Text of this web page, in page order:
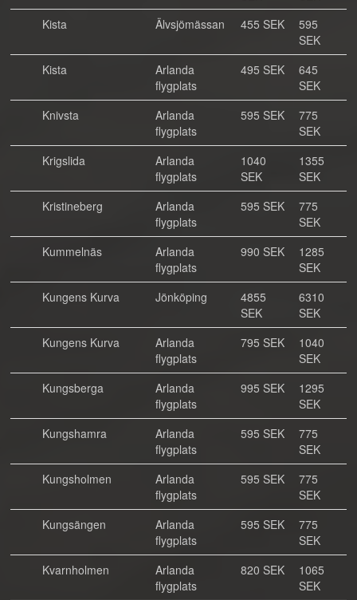
Kista
Älvsjömässan 455 SEK
595
SEK
Kista
Arlanda
flygplats
495 SEK
645
SEK
Knivsta
Arlanda
flygplats
595 SEK
775
SEK
Krigslida
Arlanda
flygplats
1040
SEK
1355
SEK
Kristineberg
Arlanda
flygplats
595 SEK
775
SEK
Kummelnäs
Arlanda
flygplats
990 SEK
1285
SEK
Kungens Kurva
Jönköping
4855
SEK
6310
SEK
Kungens Kurva
Arlanda
flygplats
795 SEK
1040
SEK
Kungsberga
Arlanda
flygplats
995 SEK
1295
SEK
Kungshamra
Arlanda
flygplats
595 SEK
775
SEK
Kungsholmen
Arlanda
flygplats
595 SEK
775
SEK
Kungsängen
Arlanda
flygplats
595 SEK
775
SEK
Kvarnholmen
Arlanda
flygplats
820 SEK
1065
SEK